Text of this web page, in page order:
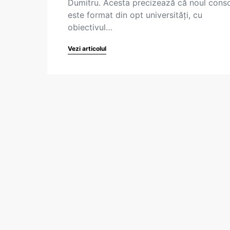
Dumitru. Acesta precizează că noul
este format din opt universități, cu
obiectivul…
Vezi articolul